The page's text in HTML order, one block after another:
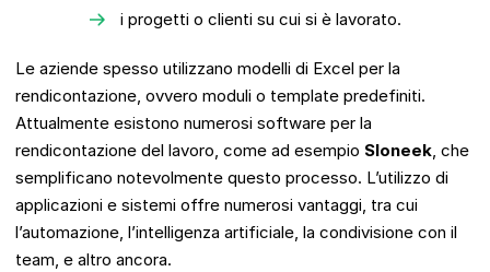
i progetti o clienti su cui si è lavorato.
Le aziende spesso utilizzano modelli di Excel per la
rendicontazione, ovvero moduli o template predefiniti.
Attualmente esistono numerosi software per la
rendicontazione del lavoro, come ad esempio Sloneek, che
semplificano notevolmente questo processo. L’utilizzo di
applicazioni e sistemi offre numerosi vantaggi, tra cui
l’automazione, l’intelligenza artificiale, la condivisione con il
team, e altro ancora.